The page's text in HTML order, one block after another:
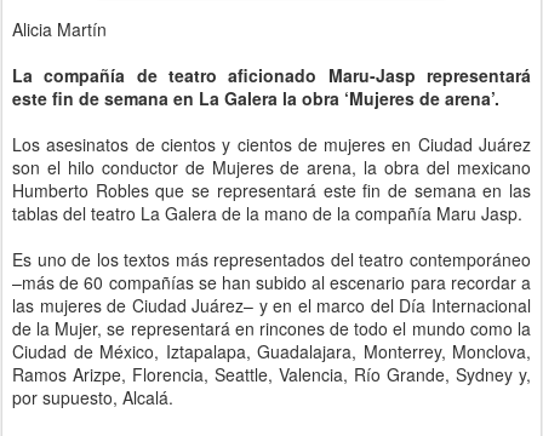
Alicia Martín
La compañía de teatro aficionado Maru-Jasp representará
este fin de semana en La Galera la obra ‘Mujeres de arena’.
Los asesinatos de cientos y cientos de mujeres en Ciudad Juárez
son el hilo conductor de Mujeres de arena, la obra del mexicano
Humberto Robles que se representará este fin de semana en las
tablas del teatro La Galera de la mano de la compañía Maru Jasp.
Es uno de los textos más representados del teatro contemporáneo
–más de 60 compañías se han subido al escenario para recordar a
las mujeres de Ciudad Juárez– y en el marco del Día Internacional
de la Mujer, se representará en rincones de todo el mundo como la
Ciudad de México, Iztapalapa, Guadalajara, Monterrey, Monclova,
Ramos Arizpe, Florencia, Seattle, Valencia, Río Grande, Sydney y,
por supuesto, Alcalá.